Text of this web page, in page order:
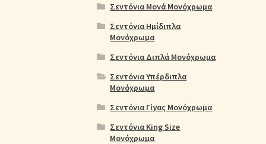
Σεντόνια Μονά Μονόχρωμα
Σεντόνια Ημίδιπλα
Μονόχρωμα
Σεντόνια Διπλά Μονόχρωμα
Σεντόνια Υπέρδιπλα
Μονόχρωμα
Σεντόνια Γίγας Μονόχρωμα
Σεντόνια King Size
Μονόχρωμα